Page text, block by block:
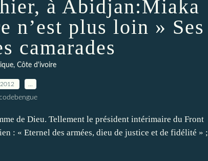
à Abidjan:Miaka
n’est plus loin » Ses
camarades
Côte d'ivoire
de Dieu. Tellement le président intérimaire du Front
: « Eternel des armées, dieu de justice et de fidélité » ;